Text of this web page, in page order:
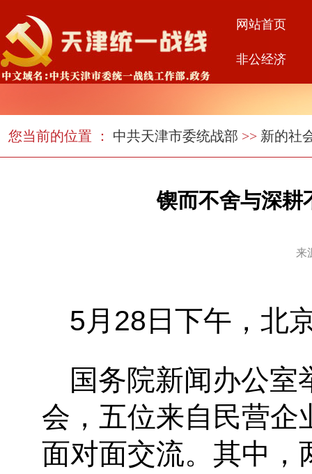
网站首页
非公经济
您当前的位置 ： 中共天津市委统战部 >> 新的社
锲而不舍与深耕
来
5月 28 日下午，北
国务院新闻办公室
会，五位来自民营企
面对面交流。其中，